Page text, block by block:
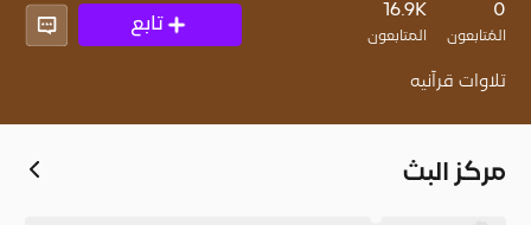
0
المُتابعون
16.9K
المتابعون
تابع
تلاوات قرآنيه
مركز البث